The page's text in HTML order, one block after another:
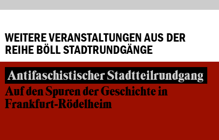
WEITERE VERANSTALTUNGEN AUS DER
REIHE BÖLL STADTRUNDGÄNGE
Antifaschistischer Stadtteilrundgang
Auf den Spuren der Geschichte in
Frankfurt-Rödelheim